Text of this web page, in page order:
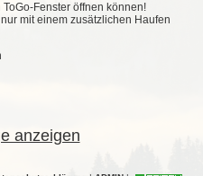
Fenster öffnen können!
mit einem zusätzlichen Haufen
anzeigen